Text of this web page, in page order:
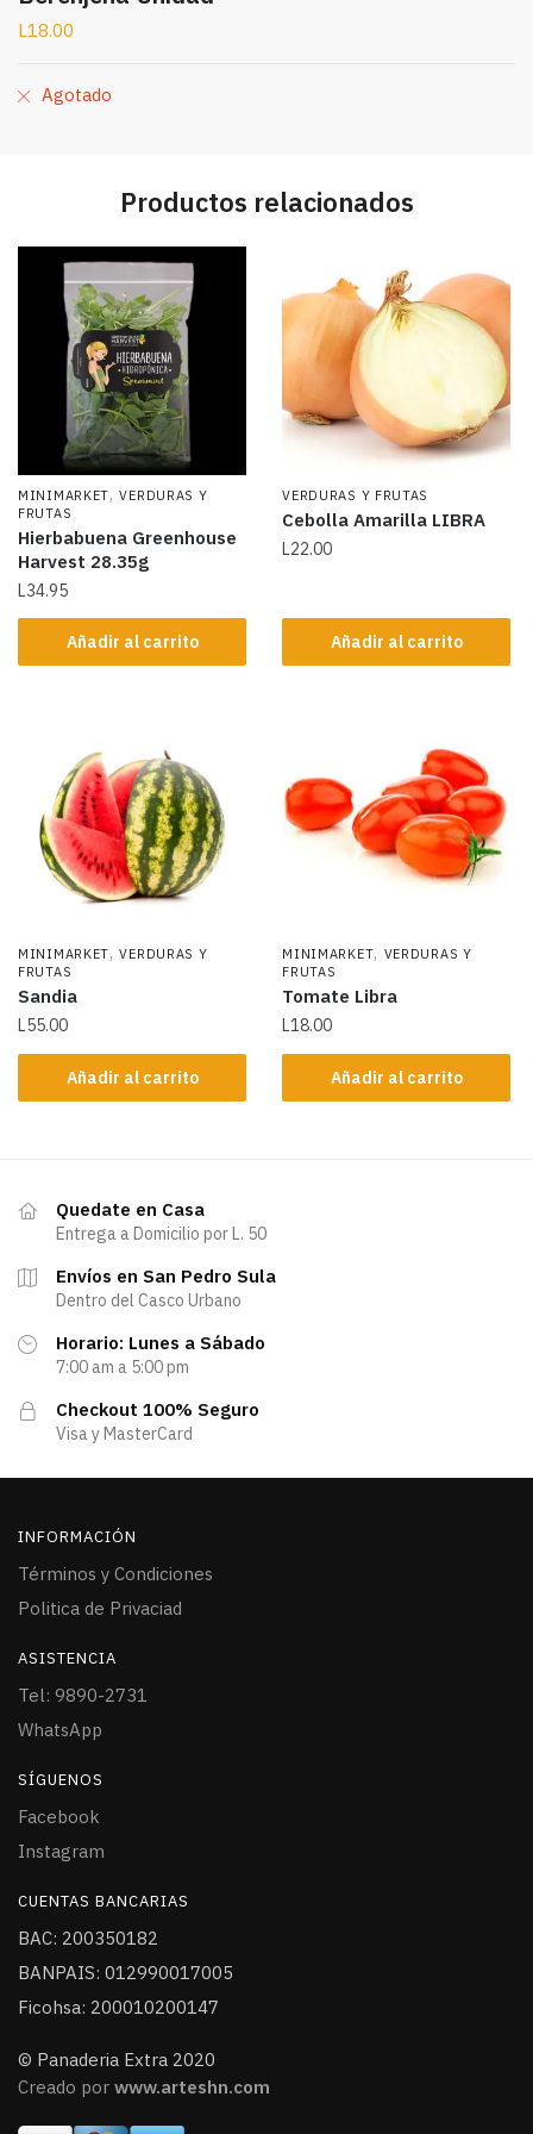
L18.00
Agotado
Productos relacionados
MINIMARKET,VERDURAS Y
FRUTAS
Hierbabuena Greenhouse
Harvest 28.35g
L34.95
Añadir al carrito
VERDURAS Y FRUTAS
Cebolla Amarilla LIBRA
L22.00
Añadir al carrito
MINIMARKET,VERDURAS Y
FRUTAS
Sandia
L55.00
Añadir al carrito
MINIMARKET, VERDURAS Y
FRUTAS
Tomate Libra
L18.00
Añadir al carrito
Quedate en Casa
Entrega a Domicilio por L. 50
Envíos en San Pedro Sula
Dentro del Casco Urbano
Horario: Lunes a Sábado
7:00 am a 5:00 pm
Checkout 100% Seguro
Visa y MasterCard
INFORMACIÓN
Términos y Condiciones
Politica de Privaciad
ASISTENCIA
Tel: 9890-2731
WhatsApp
SÍGUENOS
Facebook
Instagram
CUENTAS BANCARIAS
BAC: 200350182
BANPAIS: 012990017005
Ficohsa: 200010200147
© Panaderia Extra 2020
Creado por www.arteshn.com